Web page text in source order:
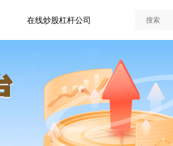
在线炒股杠杆公司